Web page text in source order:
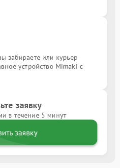
забираете или курьер
устройство Mimaki с
заявку
в течение 5 минут
заявку